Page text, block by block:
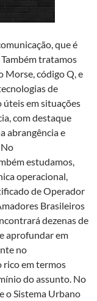
que é
tratamos
Morse, código Q, e
de
úteis em situações
com destaque
abrangência e
estudamos,
operacional,
de Operador
Brasileiros
dezenas de
aprofundar em
no
rico em termos
do assunto. No
o Sistema Urbano